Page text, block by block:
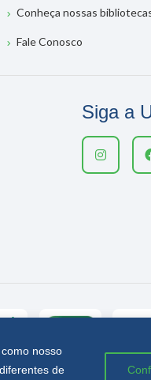
nosso
de
Conheça nossas
Fale Conosco
Siga a